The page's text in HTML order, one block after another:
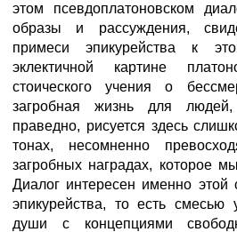
этом псевдоплатоновском
образы и рассуждения,
примеси эпикурейства к
эклектичной картине
стоического учения о
загробная жизнь для
праведно, рисуется здесь
тонах, несомненно
загробных наградах, которое
Диалог интересен именно этой
эпикурейства, то есть смесью
души с концепциями